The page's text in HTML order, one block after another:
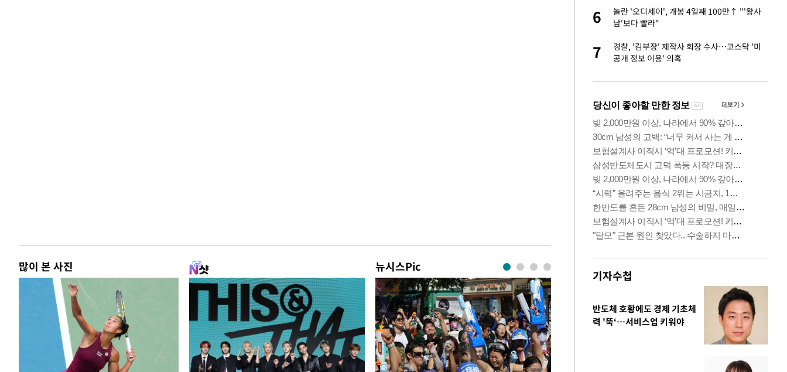
많이 본 사진 뉴시스Pic
6
놀란 '오디세이', 개봉 4일째 100만↑ "'왕사
남'보다 빨라"
7
경찰, '김부장' 제작사 회장 수사…코스닥 '미
공개 정보 이용' 의혹
기자수첩
반도체 호황에도 경제 기초체
력 '뚝‘…서비스업 키워야